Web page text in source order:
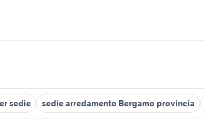
sedie sedie arredamento Bergamo provincia